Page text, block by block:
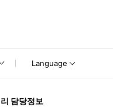
Language
담당정보